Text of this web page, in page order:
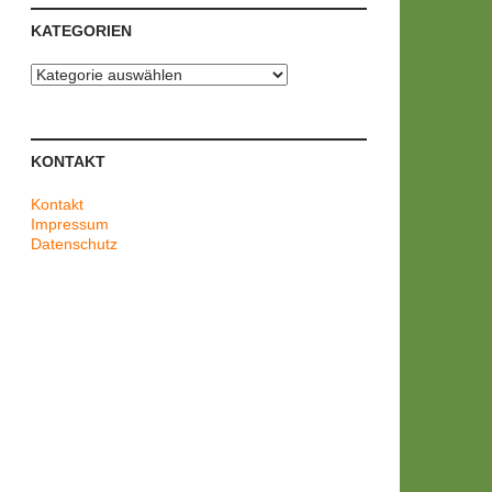
KATEGORIEN
Kategorien
KONTAKT
Kontakt
Impressum
Datenschutz